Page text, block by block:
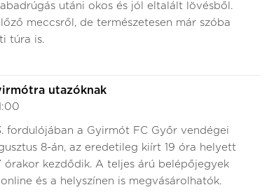
utáni okos és jól eltalált lövésből.
meccsről, de természetesen már szóba
túra is.
utazóknak
fordulójában a Gyirmót FC Győr vendégei
8-án, az eredetileg kiírt 19 óra helyett
órakor kezdődik. A teljes árú belépőjegyek
és a helyszínen is megvásárolhatók.